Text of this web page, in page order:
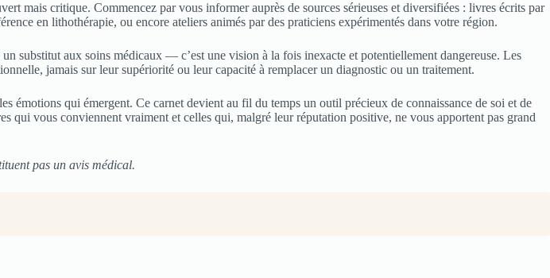
mais critique. Commencez par vous informer auprès de sources sérieuses et diversifiées : livres écrits par
en lithothérapie, ou encore ateliers animés par des praticiens expérimentés dans votre région.
substitut aux soins médicaux — c’est une vision à la fois inexacte et potentiellement dangereuse. Les
jamais sur leur supériorité ou leur capacité à remplacer un diagnostic ou un traitement.
émotions qui émergent. Ce carnet devient au fil du temps un outil précieux de connaissance de soi et de
qui vous conviennent vraiment et celles qui, malgré leur réputation positive, ne vous apportent pas grand
pas un avis médical.